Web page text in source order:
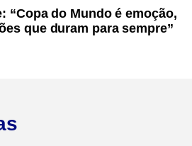
“Copa do Mundo é emoção,
que duram para sempre”